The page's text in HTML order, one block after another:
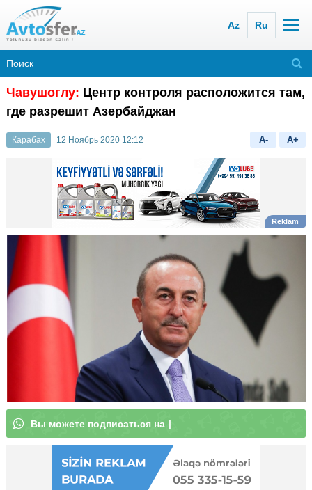
Az Ru
Чавушоглу: Центр контроля расположится там,
где разрешит Азербайджан
Карабах 12 Ноябрь 2020 12:12 A- A+
Вы може|